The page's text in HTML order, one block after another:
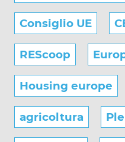
Consiglio UE
REScoop
Housing europe
agricoltura